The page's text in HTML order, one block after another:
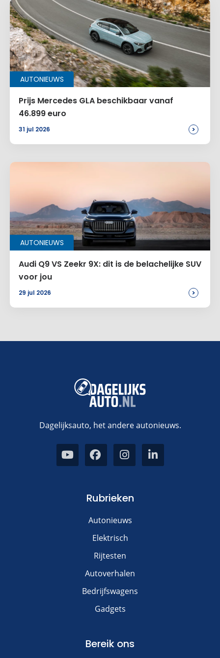
AUTONIEUWS
Prijs Mercedes GLA beschikbaar vanaf
46.899 euro
31 jul 2026 >
AUTONIEUWS
Audi Q9 VS Zeekr 9X: dit is de belachelijke SUV
voor jou
29 jul 2026 >
Dagelijksauto, het andere autonieuws.
Rubrieken
Autonieuws
Elektrisch
Rijtesten
Autoverhalen
Bedrijfswagens
Gadgets
Bereik ons